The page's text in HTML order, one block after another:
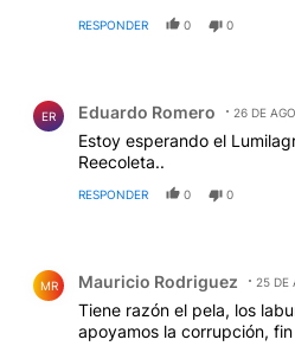
RESPONDER 0 0
ER Eduardo Romero 26 DE
Estoy esperando el
Reecoleta..
RESPONDER 0 0
MR Mauricio Rodriguez 25 DE
Tiene razón el pela, los
apoyamos la corrupción,